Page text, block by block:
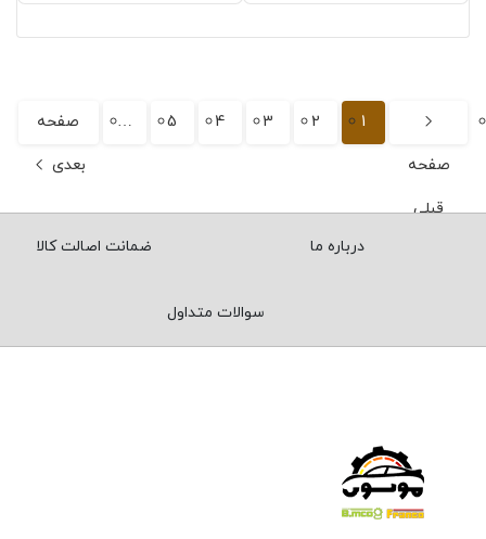
صفحه
قبلی
1
2
3
4
5
…
صفحه
بعدی
درباره ما ضمانت اصالت کالا
سوالات متداول